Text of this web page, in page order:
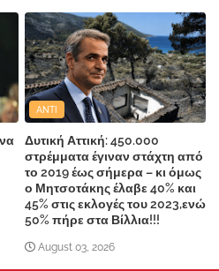
ANTI
Δυτική Αττική: 450.000
στρέμματα έγιναν στάχτη από
το 2019 έως σήμερα – κι όμως
ο Μητσοτάκης έλαβε 40% και
45% στις εκλογές του 2023,ενώ
50% πήρε στα Βίλλια!!!
August 03, 2026